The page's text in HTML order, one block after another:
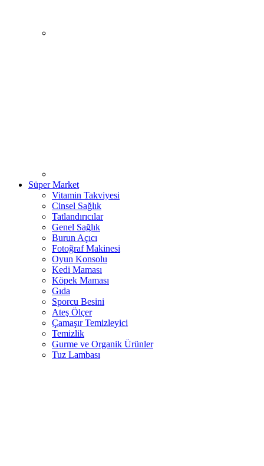
Süper Market
Vitamin Takviyesi
Cinsel Sağlık
Tatlandırıcılar
Genel Sağlık
Burun Açıcı
Fotoğraf Makinesi
Oyun Konsolu
Kedi Maması
Köpek Maması
Gıda
Sporcu Besini
Ateş Ölçer
Çamaşır Temizleyici
Temizlik
Gurme ve Organik Ürünler
Tuz Lambası